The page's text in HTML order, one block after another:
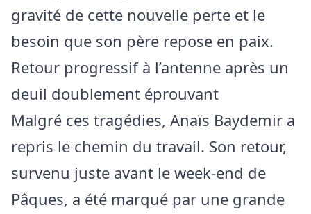
gravité de cette nouvelle perte et le
besoin que son père repose en paix.
Retour progressif à l’antenne après un
deuil doublement éprouvant
Malgré ces tragédies, Anaïs Baydemir a
repris le chemin du travail. Son retour,
survenu juste avant le week-end de
Pâques, a été marqué par une grande